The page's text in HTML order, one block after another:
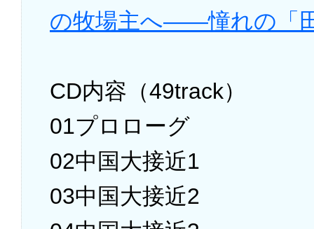
の牧場主へ――憧れの「
CD内容（49track）
01プロローグ
02中国大接近1
03中国大接近2